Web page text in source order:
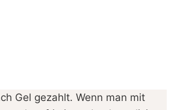
Gel gezahlt. Wenn man mit